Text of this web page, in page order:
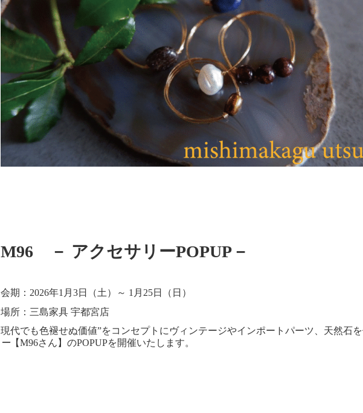
M96 － アクセサリーPOPUP－
会期：2026年1月3日（土）～ 1月25日（日）
場所：三島家具 宇都宮店
現代でも色褪せぬ価値”をコンセプトにヴィンテージやインポートパーツ、天然石
ー【M96さん】のPOPUPを開催いたします。